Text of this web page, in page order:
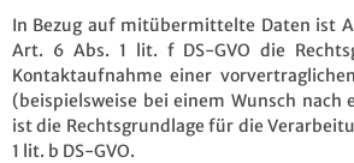
In Bezug auf mitübermittelte Daten ist
Art. 6 Abs. 1 lit. f DS-GVO die
Kontaktaufnahme einer
(beispielsweise bei einem Wunsch nach
ist die Rechtsgrundlage für die
1 lit. b DS-GVO.